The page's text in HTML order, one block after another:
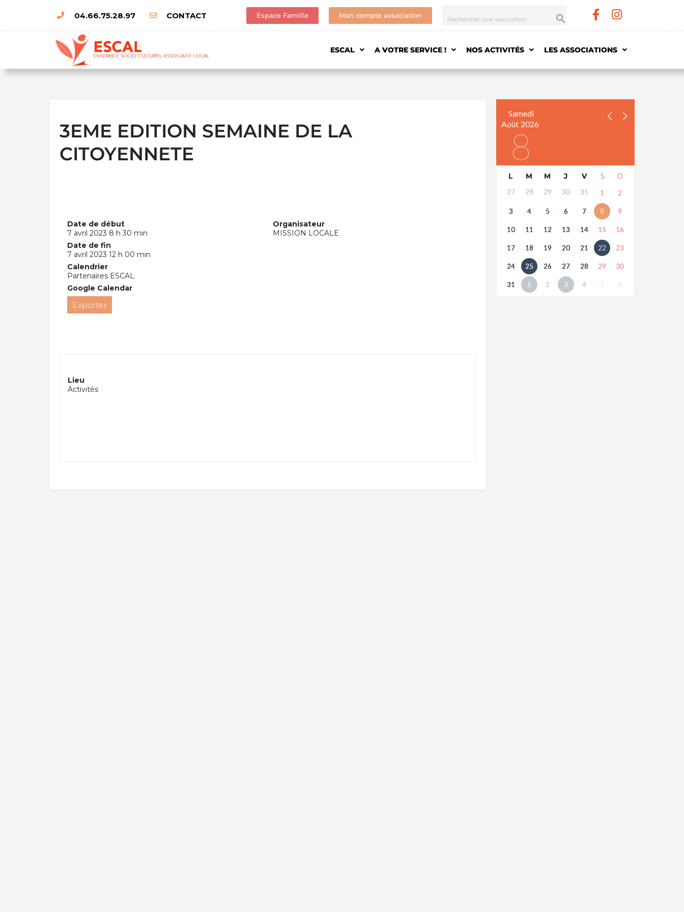
04.66.75.28.97 CONTACT Espace Famille Mon compte association
ESCAL A VOTRE SERVICE ! NOS ACTIVITÉS LES ASSOCIATIONS
3EME EDITION SEMAINE DE LA
CITOYENNETE
Date de début
7 avril 2023 8 h 30 min
Date de fin
7 avril 2023 12 h 00 min
Calendrier
Partenaires ESCAL
Google Calendar
Exporter
Organisateur
MISSION LOCALE
Lieu
Activités
Samedi
Août 2026
8
L M M J V S D
27 28 29 30 31 1 2
3 4 5 6 7 8 9
10 11 12 13 14 15 16
17 18 19 20 21 22 23
24 25 26 27 28 29 30
31 1 2 3 4 5 6